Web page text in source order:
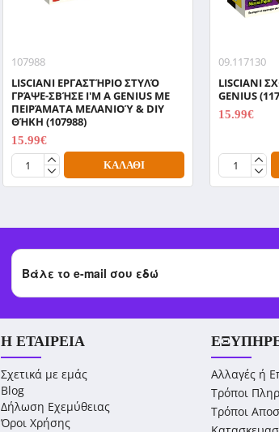
107988
LISCIANI ΕΡΓΑΣΤΉΡΙΟ ΣΤΥΛΌ
ΓΡΆΨΕ-ΣΒΉΣΕ I'M A GENIUS ΜΕ
ΠΕΙΡΆΜΑΤΑ ΜΕΛΑΝΙΟΎ & DIY
ΘΉΚΗ (107988)
15.99€
ΚΑΛΆΘΙ
09.117130
LISCIANI
GENIUS
15.99€
Η ΕΤΑΙΡΕΊΑ
Σχετικά με εμάς
Blog
Δήλωση Εχεμύθειας
Όροι Χρήσης
Αλλαγές ή
Τρόποι
Τρόποι